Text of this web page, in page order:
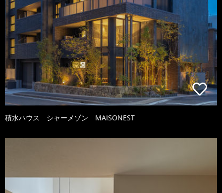
積水ハウス シャーメゾン MAISONEST